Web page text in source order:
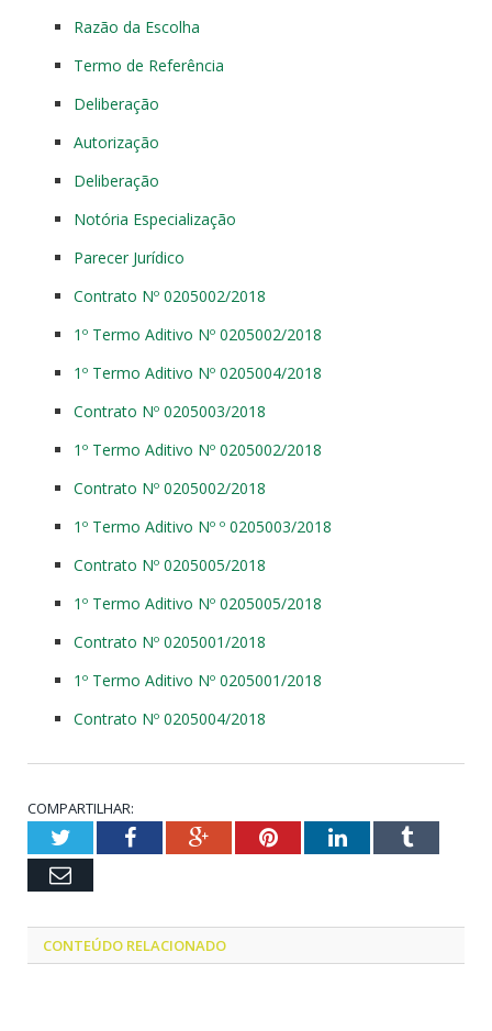
Razão da Escolha
Termo de Referência
Deliberação
Autorização
Deliberação
Notória Especialização
Parecer Jurídico
Contrato Nº 0205002/2018
1º Termo Aditivo Nº 0205002/2018
1º Termo Aditivo Nº 0205004/2018
Contrato Nº 0205003/2018
1º Termo Aditivo Nº 0205002/2018
Contrato Nº 0205002/2018
1º Termo Aditivo Nº º 0205003/2018
Contrato Nº 0205005/2018
1º Termo Aditivo Nº 0205005/2018
Contrato Nº 0205001/2018
1º Termo Aditivo Nº 0205001/2018
Contrato Nº 0205004/2018
COMPARTILHAR:
TwitterFacebookGoogle+PinterestLinkedInTumblr
Email
CONTEÚDO RELACIONADO